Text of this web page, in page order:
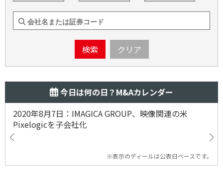
検索 クリア
今日は何の日？M&Aカレンダー
2020年8月7日：IMAGICA GROUP、映像関連の米
Pixelogicを子会社化
※表示のディールは公表日ベースです。